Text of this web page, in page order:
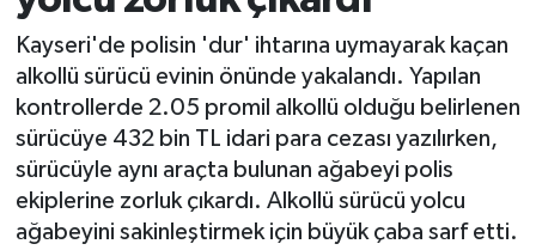
Kayseri'de polisin 'dur' ihtarına uymayarak kaçan
alkollü sürücü evinin önünde yakalandı. Yapılan
kontrollerde 2.05 promil alkollü olduğu belirlenen
sürücüye 432 bin TL idari para cezası yazılırken,
sürücüyle aynı araçta bulunan ağabeyi polis
ekiplerine zorluk çıkardı. Alkollü sürücü yolcu
ağabeyini sakinleştirmek için büyük çaba sarf etti.
Siyaset
Eğitim
Teknoloji
Asayiş